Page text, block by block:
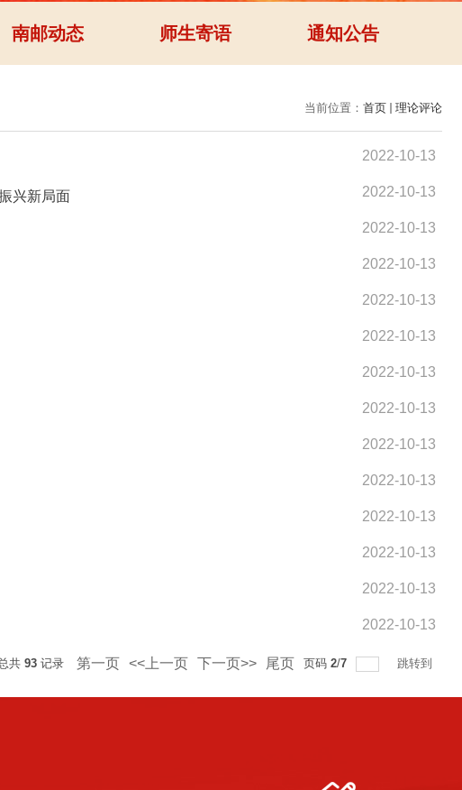
南邮动态 师生寄语 通知公告
当前位置： 首页 理论评论
2022-10-13
兴新局面 2022-10-13
2022-10-13
2022-10-13
2022-10-13
2022-10-13
2022-10-13
2022-10-13
2022-10-13
2022-10-13
2022-10-13
2022-10-13
2022-10-13
2022-10-13
共 93 记录 第一页 <<上一页 下一页>> 尾页 页码 2/7 跳转到